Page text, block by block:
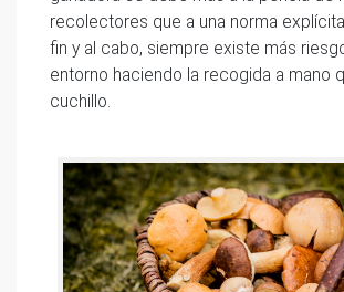
recolectores que a una norma
fin y al cabo, siempre existe más
entorno haciendo la recogida a mano
cuchillo.